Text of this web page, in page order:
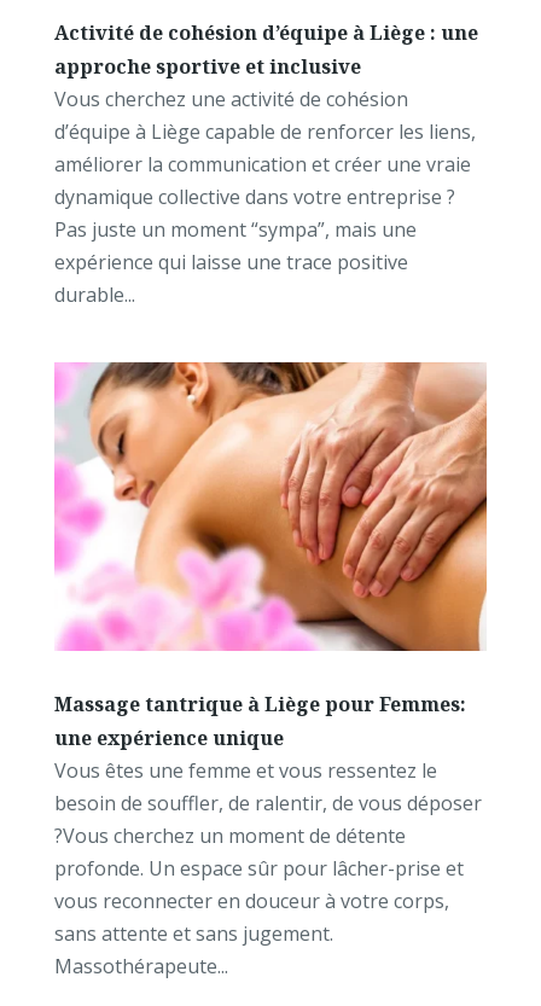
Activité de cohésion d’équipe à Liège : une
approche sportive et inclusive
Vous cherchez une activité de cohésion
d’équipe à Liège capable de renforcer les liens,
améliorer la communication et créer une vraie
dynamique collective dans votre entreprise ?
Pas juste un moment “sympa”, mais une
expérience qui laisse une trace positive
durable...
Massage tantrique à Liège pour Femmes:
une expérience unique
Vous êtes une femme et vous ressentez le
besoin de souffler, de ralentir, de vous déposer
?Vous cherchez un moment de détente
profonde. Un espace sûr pour lâcher-prise et
vous reconnecter en douceur à votre corps,
sans attente et sans jugement.
Massothérapeute...